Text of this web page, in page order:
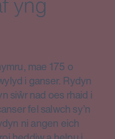
mae 175 o
i ganser. Rydyn
siŵr nad oes rhaid i
fel salwch sy’n
ni angen eich